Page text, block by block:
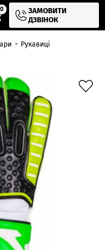
0
ЗАМОВИТИ
ДЗВІНОК
Рукавиці